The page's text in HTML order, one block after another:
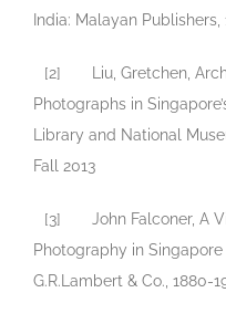
India: Malayan Publishers,
[2] Liu, Gretchen,
Photographs in
Library and National
Fall 2013
[3] John Falconer, A
Photography in
G.R.Lambert & Co., 1880-